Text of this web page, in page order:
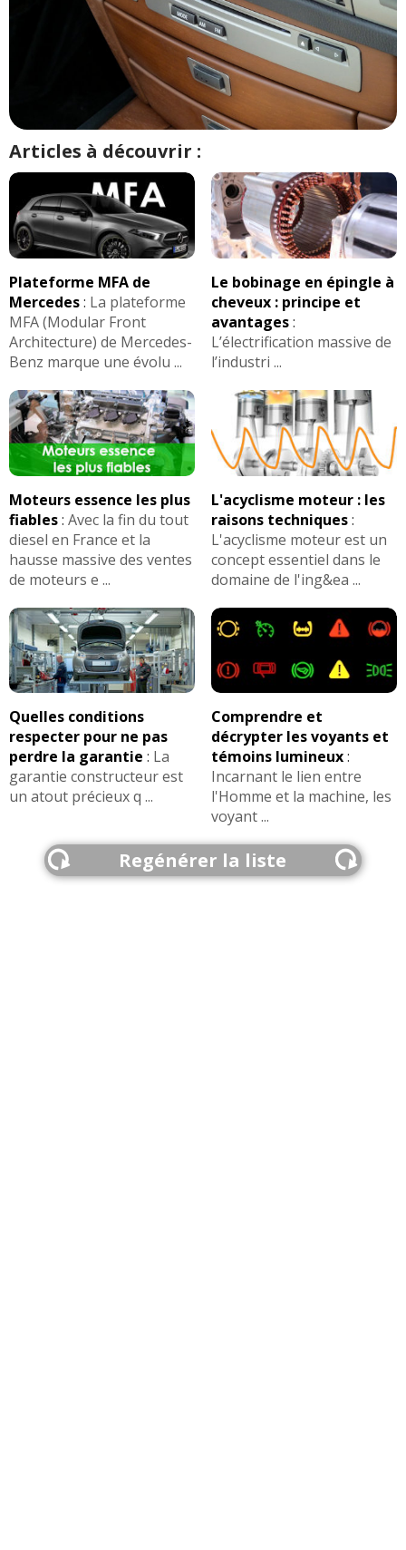
Articles à découvrir :
Plateforme MFA de
Mercedes: La plateforme
MFA (Modular Front
Architecture) de Mercedes-
Benz marque une évolu ...
Le bobinage en épingle à
cheveux : principe et
avantages:
L’électrification massive de
l’industri ...
Moteurs essence les plus
fiables: Avec la fin du tout
diesel en France et la
hausse massive des ventes
de moteurs e ...
L'acyclisme moteur : les
raisons techniques:
L'acyclisme moteur est un
concept essentiel dans le
domaine de l'ing&ea ...
Quelles conditions
respecter pour ne pas
perdre la garantie : La
garantie constructeur est
un atout précieux q ...
Comprendre et
décrypter les voyants et
témoins lumineux:
Incarnant le lien entre
l'Homme et la machine, les
voyant ...
Regénérer la liste